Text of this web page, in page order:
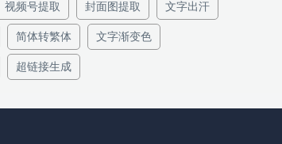
视频号提取 封面图提取 文字出汗
简体转繁体 文字渐变色
超链接生成